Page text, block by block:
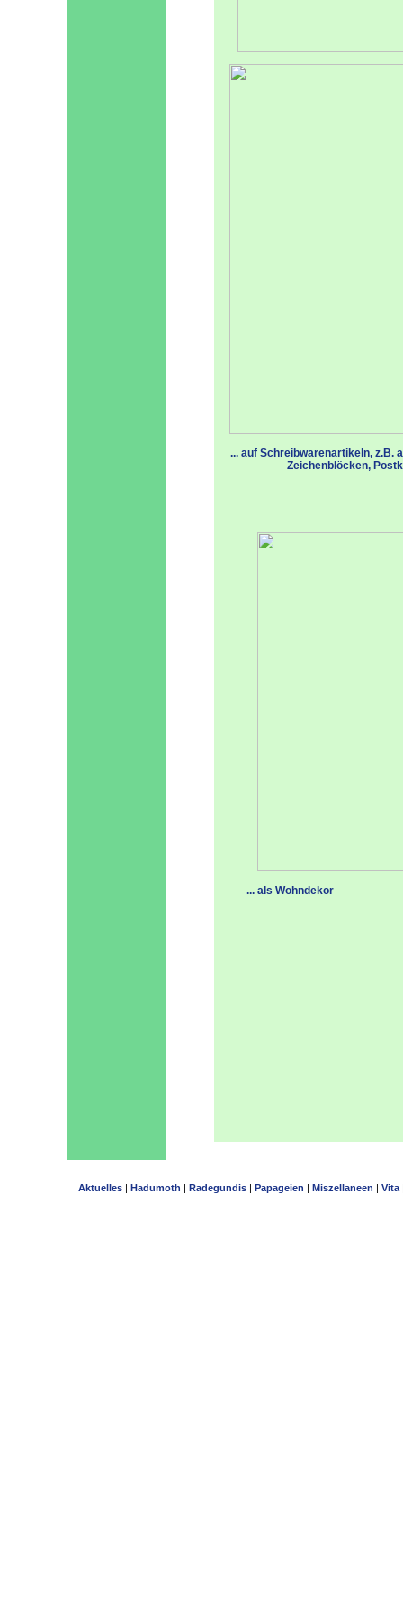
... auf Schreibwarenartikeln, z.B.
Zeichenblöcken,
... als Wohndekor
Aktuelles | Hadumoth | Radegundis | Papageien | Miszellaneen | Vita